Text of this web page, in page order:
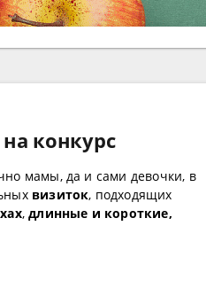
конкурс
мамы, да и сами девочки, в
визиток, подходящих
,длинные и короткие,